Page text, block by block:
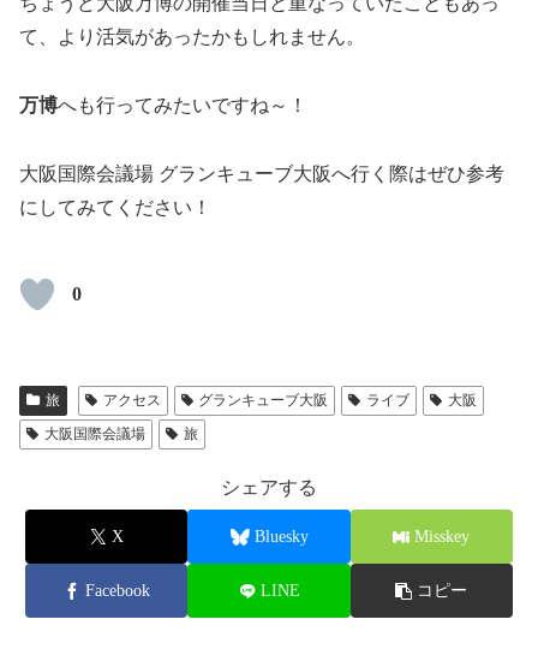
て、より活気があったかもしれません。
万博へも行ってみたいですね～！
大阪国際会議場 グランキューブ大阪へ行く際はぜひ参考
にしてみてください！
0
旅 アクセス グランキューブ大阪 ライブ
大阪
大阪国際会議場
旅
シェアする
X Bluesky Misskey
Facebook LINE コピー